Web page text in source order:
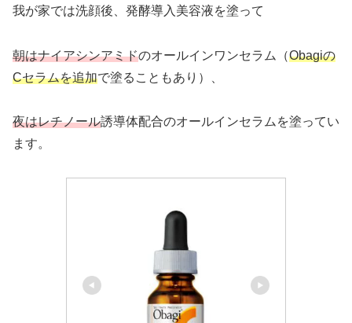
我が家では洗顔後、発酵導入美容液を塗って
朝はナイアシンアミドのオールインワンセラム（Obagiの
Cセラムを追加で塗ることもあり）、
夜はレチノール誘導体配合のオールインセラムを塗ってい
ます。